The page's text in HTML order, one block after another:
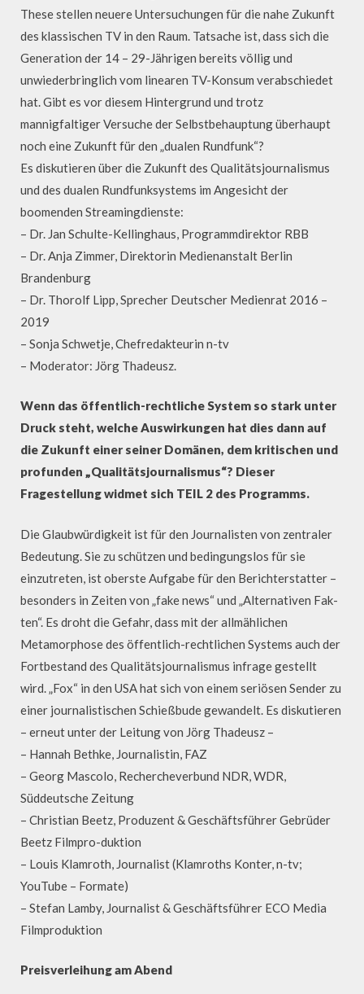
These stellen neuere Untersuchungen für die nahe Zukunft
des klassischen TV in den Raum. Tatsache ist, dass sich die
Generation der 14 – 29-Jährigen bereits völlig und
unwiederbringlich vom linearen TV-Konsum verabschiedet
hat. Gibt es vor diesem Hintergrund und trotz
mannigfaltiger Versuche der Selbstbehauptung überhaupt
noch eine Zukunft für den „dualen Rundfunk“?
Es diskutieren über die Zukunft des Qualitätsjournalismus
und des dualen Rundfunksystems im Angesicht der
boomenden Streamingdienste:
– Dr. Jan Schulte-Kellinghaus, Programmdirektor RBB
– Dr. Anja Zimmer, Direktorin Medienanstalt Berlin
Brandenburg
– Dr. Thorolf Lipp, Sprecher Deutscher Medienrat 2016 –
2019
– Sonja Schwetje, Chefredakteurin n-tv
– Moderator: Jörg Thadeusz.
Wenn das öffentlich-rechtliche System so stark unter
Druck steht, welche Auswirkungen hat dies dann auf
die Zukunft einer seiner Domänen, dem kritischen und
profunden „Qualitätsjournalismus“? Dieser
Fragestellung widmet sich TEIL 2 des Programms.
Die Glaubwürdigkeit ist für den Journalisten von zentraler
Bedeutung. Sie zu schützen und bedingungslos für sie
einzutreten, ist oberste Aufgabe für den Berichterstatter –
besonders in Zeiten von „fake news“ und „Alternativen Fak-
ten“. Es droht die Gefahr, dass mit der allmählichen
Metamorphose des öffentlich-rechtlichen Systems auch der
Fortbestand des Qualitätsjournalismus infrage gestellt
wird. „Fox“ in den USA hat sich von einem seriösen Sender zu
einer journalistischen Schießbude gewandelt. Es diskutieren
– erneut unter der Leitung von Jörg Thadeusz –
– Hannah Bethke, Journalistin, FAZ
– Georg Mascolo, Rechercheverbund NDR, WDR,
Süddeutsche Zeitung
– Christian Beetz, Produzent & Geschäftsführer Gebrüder
Beetz Filmpro-duktion
– Louis Klamroth, Journalist (Klamroths Konter, n-tv;
YouTube – Formate)
– Stefan Lamby, Journalist & Geschäftsführer ECO Media
Filmproduktion
Preisverleihung am Abend